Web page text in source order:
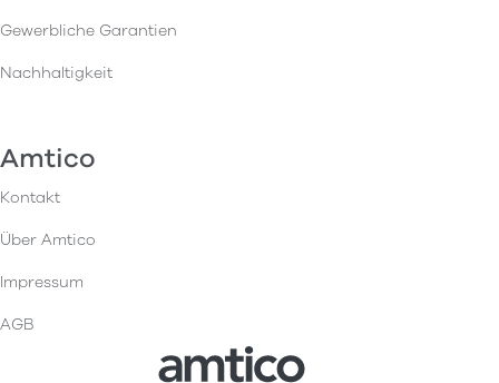
Gewerbliche Garantien
Nachhaltigkeit
Amtico
Kontakt
Über Amtico
Impressum
AGB